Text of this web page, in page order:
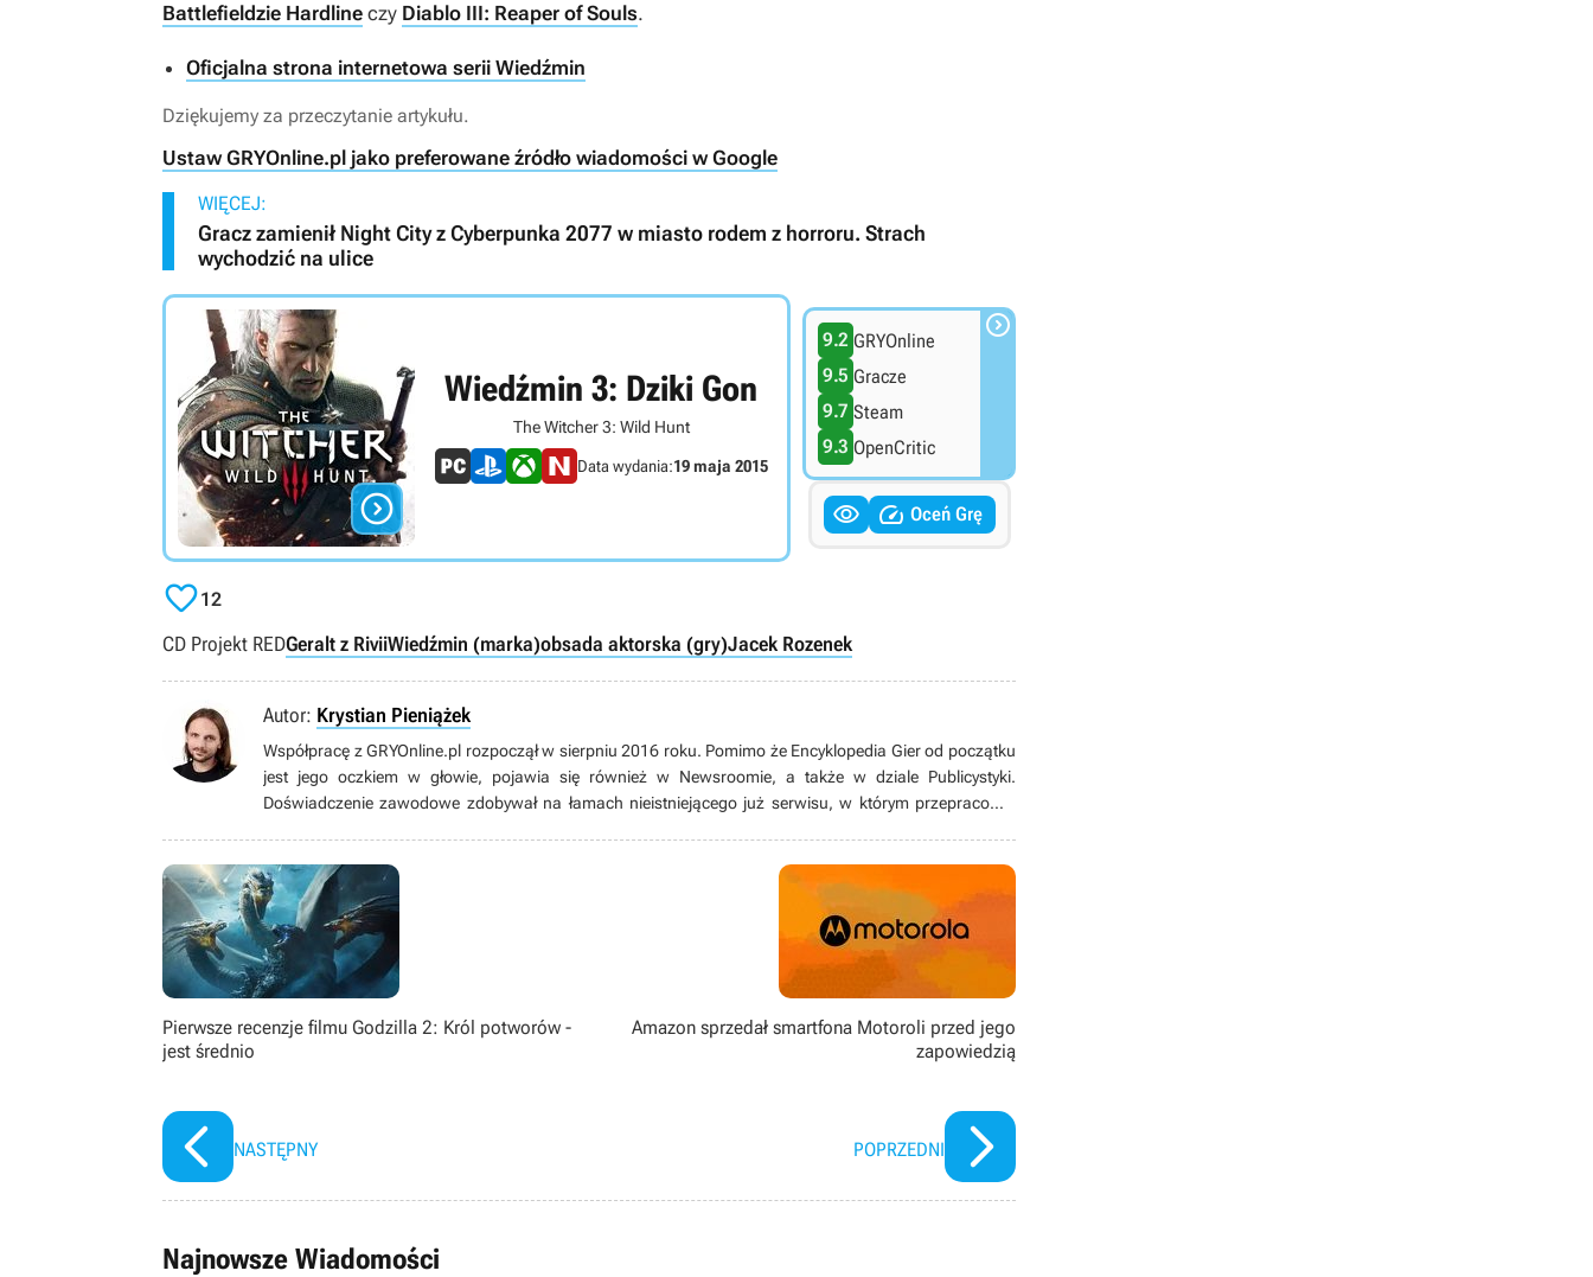
Battlefieldzie Hardline czy Diablo III: Reaper of Souls.
Oficjalna strona internetowa serii Wiedźmin
Dziękujemy za przeczytanie artykułu.
Ustaw GRYOnline.pl jako preferowane źródło wiadomości w Google
WIĘCEJ:
Gracz zamienił Night City z Cyberpunka 2077 w miasto rodem z horroru. Strach
wychodzić na ulice

Wiedźmin 3: Dziki Gon
The Witcher 3: Wild Hunt
Data wydania:19 maja 2015
9.2 GRYOnline
9.5 Gracze
9.7 Steam
9.3 OpenCritic

  Oceń Grę
12
CD Projekt REDGeralt z RiviiWiedźmin (marka)obsada aktorska (gry)Jacek Rozenek
Autor: Krystian Pieniążek
Współpracę z GRYOnline.pl rozpoczął w sierpniu 2016 roku. Pomimo że Encyklopedia Gier od początku
jest jego oczkiem w głowie, pojawia się również w Newsroomie, a także w dziale Publicystyki.
Doświadczenie zawodowe zdobywał na łamach nieistniejącego już serwisu, w którym przepracował
kosmosem, a także oczywiście gra. Najlepiej czuje się w grach akcji z otwartym światem i RPG-ach,
choć nie pogardzi dobrymi wyścigami czy strzelankami.
Pierwsze recenzje filmu Godzilla 2: Król potworów -
jest średnio
NASTĘPNY
Amazon sprzedał smartfona Motoroli przed jego
zapowiedzią
POPRZEDNI
Najnowsze Wiadomości